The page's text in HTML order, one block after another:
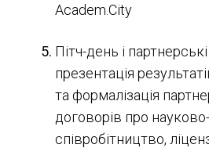
Academ.City
Пітч-день і
презентація
та формалізація
договорів про
співробітництво,